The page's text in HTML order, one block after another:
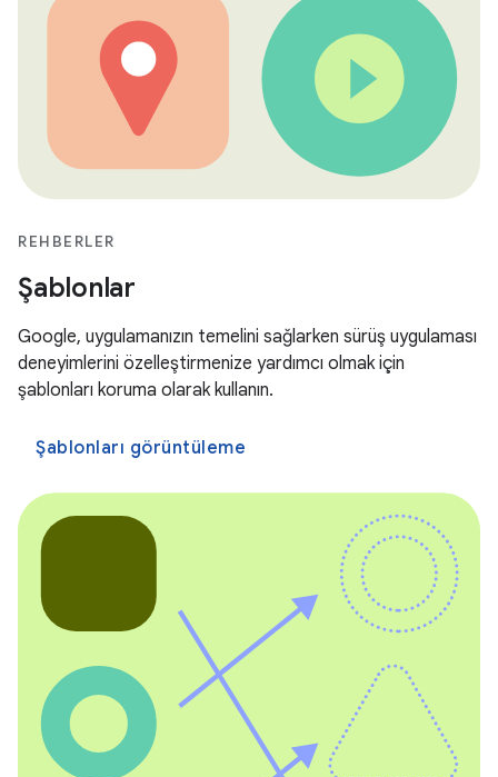
REHBERLER
Şablonlar
Google, uygulamanızın temelini sağlarken sürüş uygulaması
deneyimlerini özelleştirmenize yardımcı olmak için
şablonları koruma olarak kullanın.
Şablonları görüntüleme